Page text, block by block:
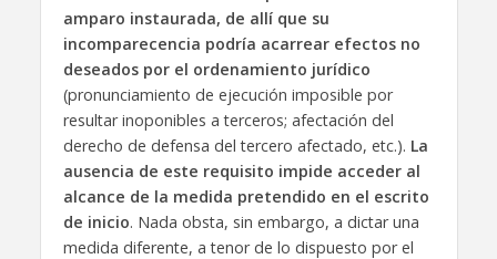
amparo instaurada, de allí que su
incomparecencia podría acarrear efectos no
deseados por el ordenamiento jurídico
(pronunciamiento de ejecución imposible por
resultar inoponibles a terceros; afectación del
derecho de defensa del tercero afectado, etc.). La
ausencia de este requisito impide acceder al
alcance de la medida pretendido en el escrito
de inicio. Nada obsta, sin embargo, a dictar una
medida diferente, a tenor de lo dispuesto por el